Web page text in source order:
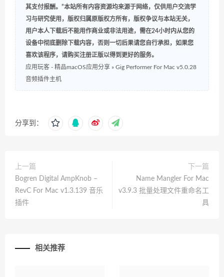
其支付报酬。”本站所有内容资源均来源于网络，仅供用户交流学
习与研究使用，版权归属原版权方所有，版权争议与本站无关，
用户本人下载后不能用作商业或非法用途，需在24小时内从您的
设备中彻底删除下载内容，否则一切后果请您自行承担，如果您
喜欢该程序，请购买注册正版以得到更好的服务。
应用玩客 - 精品macOS应用分享 » Gig Performer For Mac v5.0.28
音频插件主机
分享到：
上一篇
Bogren Digital AmpKnob –
RevC For Mac v1.3.139 音乐
插件
下一篇
Name Mangler For Mac
v3.9.3 批量处理文件重命名工
具
相关推荐